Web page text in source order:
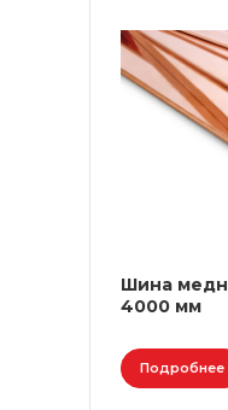
Шина
4000 мм
Подробнее